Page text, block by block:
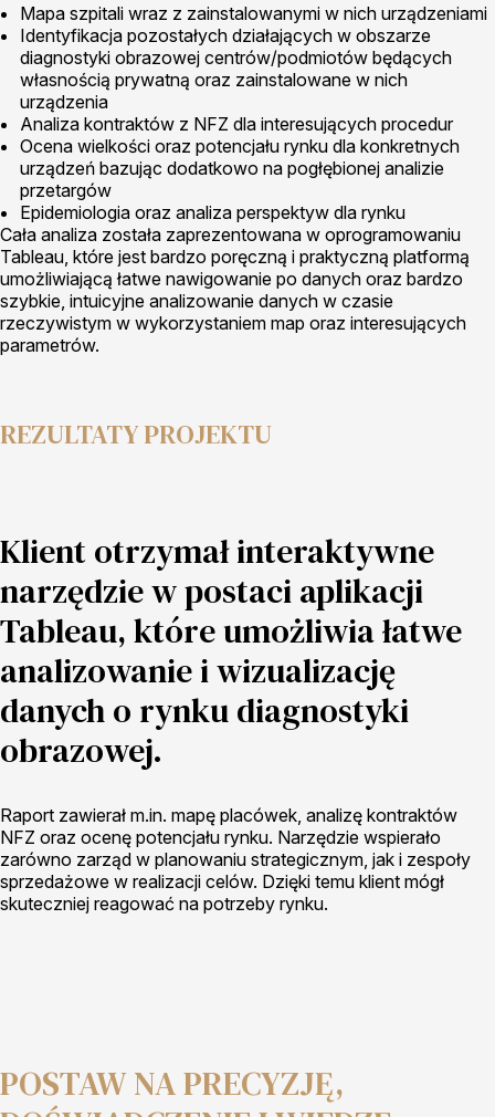
Mapa szpitali wraz z zainstalowanymi w nich urządzeniami
Identyfikacja pozostałych działających w obszarze
diagnostyki obrazowej centrów/podmiotów będących
własnością prywatną oraz zainstalowane w nich
urządzenia
Analiza kontraktów z NFZ dla interesujących procedur
Ocena wielkości oraz potencjału rynku dla konkretnych
urządzeń bazując dodatkowo na pogłębionej analizie
przetargów
Epidemiologia oraz analiza perspektyw dla rynku
Cała analiza została zaprezentowana w oprogramowaniu
Tableau, które jest bardzo poręczną i praktyczną platformą
umożliwiającą łatwe nawigowanie po danych oraz bardzo
szybkie, intuicyjne analizowanie danych w czasie
rzeczywistym w wykorzystaniem map oraz interesujących
parametrów.
REZULTATY PROJEKTU
Klient otrzymał interaktywne
narzędzie w postaci aplikacji
Tableau, które umożliwia łatwe
analizowanie i wizualizację
danych o rynku diagnostyki
obrazowej.
Raport zawierał m.in. mapę placówek, analizę kontraktów
NFZ oraz ocenę potencjału rynku. Narzędzie wspierało
zarówno zarząd w planowaniu strategicznym, jak i zespoły
sprzedażowe w realizacji celów. Dzięki temu klient mógł
skuteczniej reagować na potrzeby rynku.
POSTAW NA PRECYZJĘ,